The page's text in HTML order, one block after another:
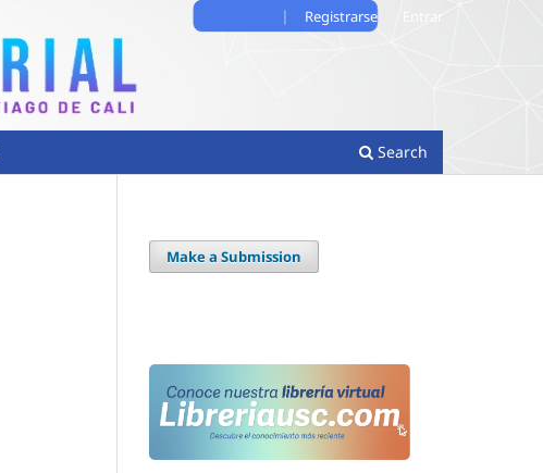
Search
Registrarse
Make a Submission